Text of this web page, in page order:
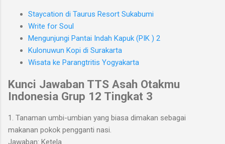
Staycation di Taurus Resort Sukabumi
Write for Soul
Mengunjungi Pantai Indah Kapuk (PIK ) 2
Kulonuwun Kopi di Surakarta
Wisata ke Parangtritis Yogyakarta
Kunci Jawaban TTS Asah Otakmu
Indonesia Grup 12 Tingkat 3
1. Tanaman umbi-umbian yang biasa dimakan sebagai
makanan pokok pengganti nasi.
Jawaban: Ketela